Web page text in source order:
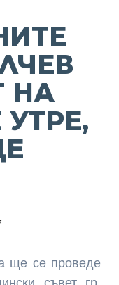
НА
ще се проведе